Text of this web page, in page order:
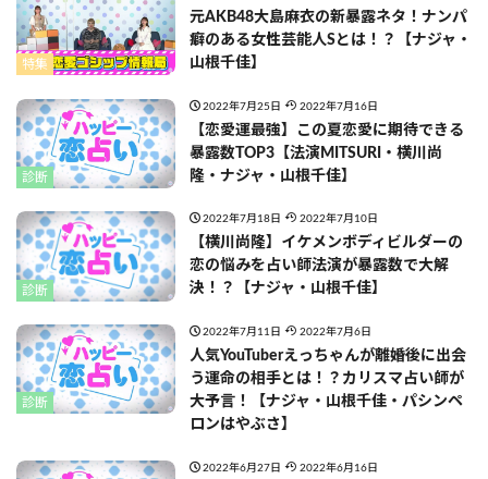
特集
元AKB48大島麻衣の新暴露ネタ！ナンパ
癖のある女性芸能人Sとは！？【ナジャ・
山根千佳】
診断
2022年7月25日 2022年7月16日
【恋愛運最強】この夏恋愛に期待できる
暴露数TOP3【法演MITSURI・横川尚
隆・ナジャ・山根千佳】
診断
2022年7月18日 2022年7月10日
【横川尚隆】イケメンボディビルダーの
恋の悩みを占い師法演が暴露数で大解
決！？【ナジャ・山根千佳】
診断
2022年7月11日 2022年7月6日
人気YouTuberえっちゃんが離婚後に出会
う運命の相手とは！？カリスマ占い師が
大予言！【ナジャ・山根千佳・パシンペ
ロンはやぶさ】
2022年6月27日 2022年6月16日